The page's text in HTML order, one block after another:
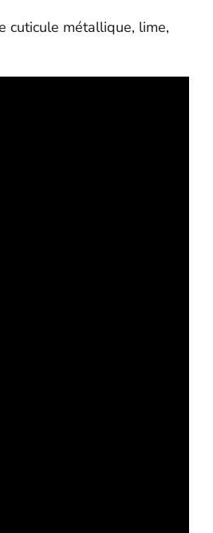
cuticule métallique, lime,